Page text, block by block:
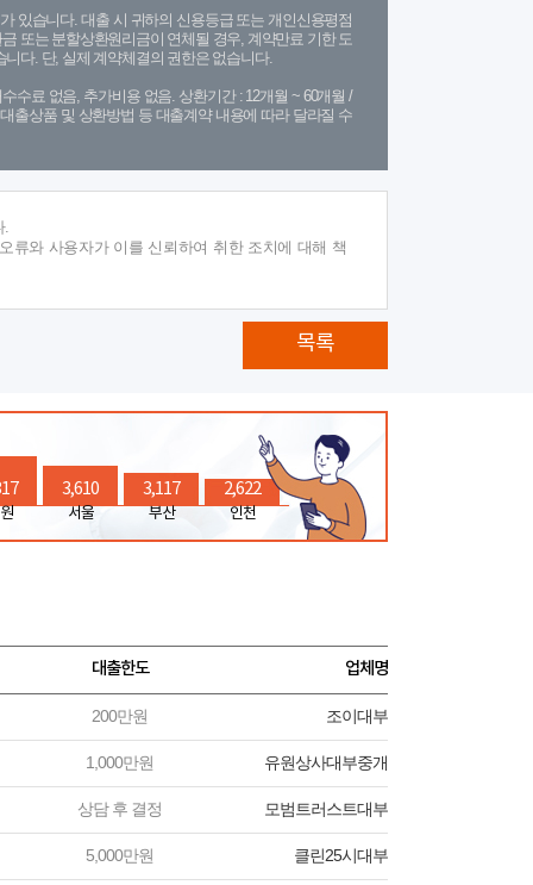
있습니다. 대출 시 귀하의 신용등급 또는 개인신용평점
또는 분할상환원리금이 연체될 경우, 계약만료 기한 도
다. 단, 실제 계약체결의 권한은 없습니다.
수료 없음, 추가비용 없음. 상환기간 : 12개월 ~ 60개월 /
출상품 및 상환방법 등 대출계약 내용에 따라 달라질 수
.
류와 사용자가 이를 신뢰하여 취한 조치에 대해 책
목록
3,610
서울
3,117
부산
2,622
인천
대출한도 업체명
200만원 조이대부
1,000만원 유원상사대부중개
상담 후 결정 모범트러스트대부
5,000만원 클린25시대부